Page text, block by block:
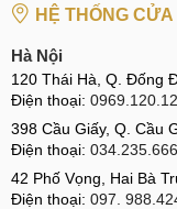
HỆ THỐNG
Hà Nội
120 Thái Hà, Q. Đống
Điện thoại:
398 Cầu Giấy, Q. Cầu
Điện thoại:
42 Phố Vọng, Hai Bà
Điện thoại: 097.